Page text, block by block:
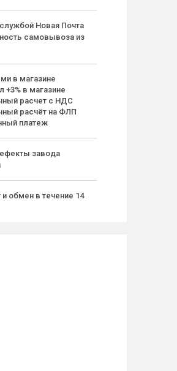
Новая Почта
самовывоза из
в магазине
+3% в магазине
расчет с НДС
расчёт на ФЛП
платеж
завода
и обмен в течение 14